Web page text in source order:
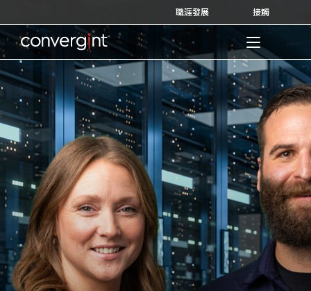
to
content
職涯發展 接觸
Home